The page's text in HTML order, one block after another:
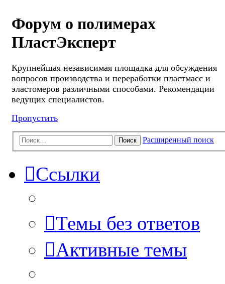
Форум о полимерах
ПластЭксперт
Крупнейшая независимая площадка для обсуждения
вопросов производства и переработки пластмасс и
эластомеров различными способами. Рекомендации
ведущих специалистов.
Пропустить
Поиск Расширенный поиск
Ссылки
Темы без ответов
Активные темы